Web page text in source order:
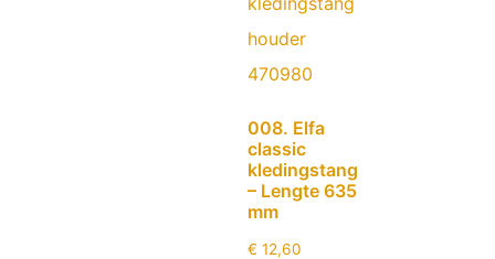
008. Elfa
classic
kledingstang
– Lengte 635
mm
€ 12,60